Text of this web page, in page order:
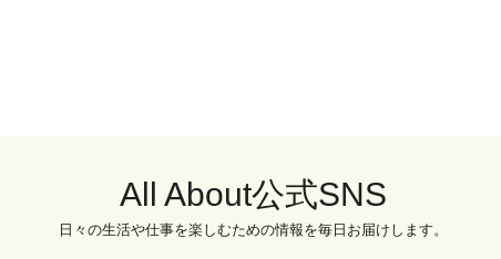
All About公式SNS
日々の生活や仕事を楽しむための情報を毎日お届けします。